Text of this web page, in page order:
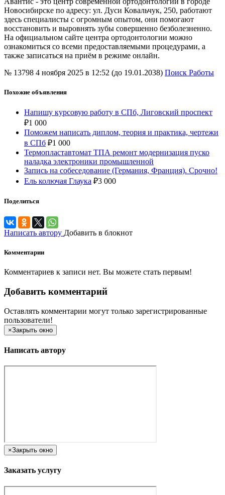
Новосибирске по адресу: ул. Дуси Ковальчук, 250, работают
здесь специалисты с огромным опытом, они помогают
восстановить и выровнять зубы совершенно безболезненно.
На официальном сайте центра ортодонтологии можно
ознакомиться со всеми предоставляемыми процедурами, а
также записаться на приём в режиме онлайн.
№ 13798 4 ноября 2025 в 12:52 (до 19.01.2038) Поиск Работы
Похожие объявления
Напишу курсовую работу в СПб, Лиговский проспект
₽1 000
Поможем написать диплом, теория и практика, чертежи
в СПб ₽1 000
Термопластавтомат ТПА ремонт модернизация пуско
наладка электроники промышленной
Запись на собеседование (Германия, Франция). Срочно!
Ель колючая Глаука ₽3 000
Поделиться
Написать автору Добавить в блокнот
Комментарии
Комментариев к записи нет. Вы можете стать первым!
Добавить комментарий
Оставлять комментарии могут только зарегистрированные
пользователи!
×Закрыть окно
Написать автору
×Закрыть окно
Заказать услугу